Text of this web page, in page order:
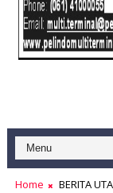
Home BERITA